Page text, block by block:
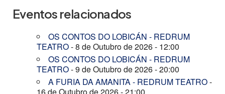
Eventos relacionados
OS CONTOS DO LOBICÁN - REDRUM
TEATRO- 8 de Outubro de 2026 - 12:00
OS CONTOS DO LOBICÁN - REDRUM
TEATRO- 9 de Outubro de 2026 - 20:00
A FURIA DA AMANITA - REDRUM TEATRO-
16 de Outubro de 2026 - 21:00